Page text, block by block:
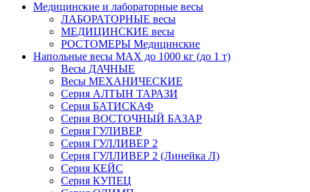
Медицинские и лабораторные весы
ЛАБОРАТОРНЫЕ весы
МЕДИЦИНСКИЕ весы
РОСТОМЕРЫ Медицинские
Напольные весы MAX до 1000 кг (до 1 т)
Весы ДАЧНЫЕ
Весы МЕХАНИЧЕСКИЕ
Серия АЛТЫН ТАРАЗИ
Серия БАТИСКАФ
Серия ВОСТОЧНЫЙ БАЗАР
Серия ГУЛИВЕР
Серия ГУЛЛИВЕР 2
Серия ГУЛЛИВЕР 2 (Линейка Л)
Серия КЕЙС
Серия КУПЕЦ